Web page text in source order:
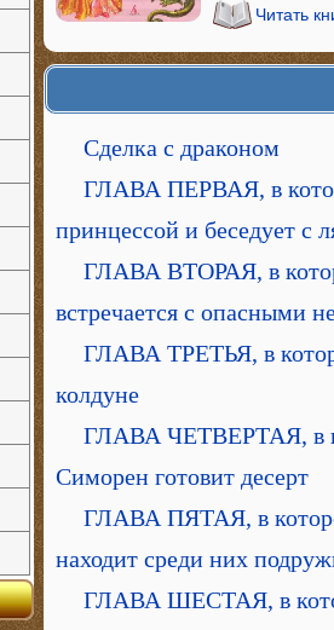
Читать
Сделка с драконом
ГЛАВА ПЕРВАЯ, в
принцессой и беседует с
ГЛАВА ВТОРАЯ, в
встречается с опасными
ГЛАВА ТРЕТЬЯ, в
колдуне
ГЛАВА ЧЕТВЕРТАЯ, в
Симорен готовит десерт
ГЛАВА ПЯТАЯ, в
находит среди них
ГЛАВА ШЕСТАЯ, в